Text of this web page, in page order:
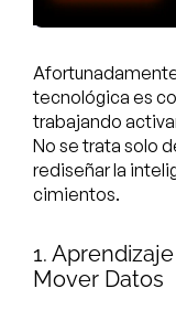
tecnológica es
trabajando
No se trata solo
rediseñar la
cimientos.
1.
Mover Datos